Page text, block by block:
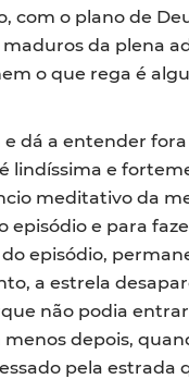
com o plano de
da plena
o que rega é
dá a entender fora
lindíssima e
meditativo da
episódio e para
episódio,
a estrela
não podia
depois,
pela estrada